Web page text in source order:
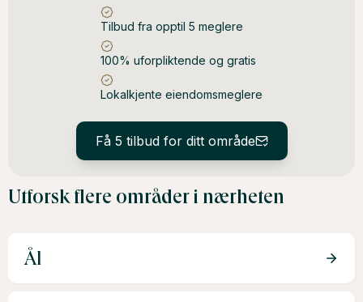
Tilbud fra opptil 5 meglere
100% uforpliktende og gratis
Lokalkjente eiendomsmeglere
Få 5 tilbud for ditt område
Utforsk flere områder i nærheten
Ål